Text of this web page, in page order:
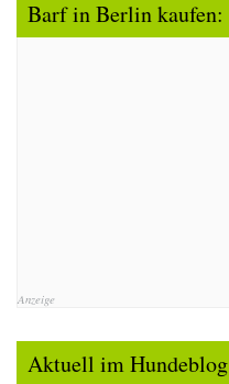
Barf in Berlin kaufen:
Anzeige
Aktuell im Hundeblog